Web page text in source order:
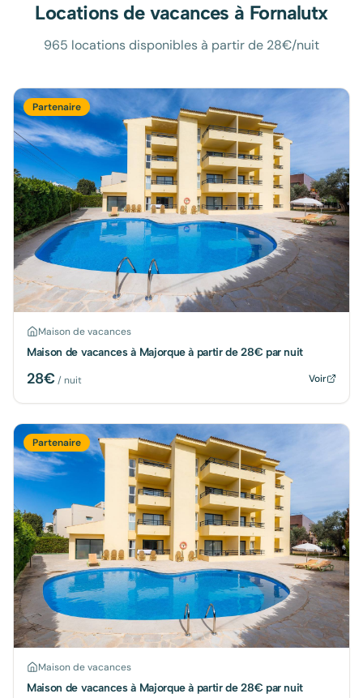
Locations de vacances à Fornalutx
965 locations disponibles à partir de 28€/nuit
Partenaire
Maison de vacances
Maison de vacances à Majorque à partir de 28€ par nuit
28€/ nuit Voir
Partenaire
Maison de vacances
Maison de vacances à Majorque à partir de 28€ par nuit